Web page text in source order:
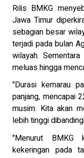
Rilis BMKG
Jawa Timur
sebagian besar
terjadi pada bulan
wilayah.
meluas hingga
"Durasi kemarau
panjang, mencapai
musim. Kita akan
lebih tinggi
"Menurut BMKG
kekeringan pada